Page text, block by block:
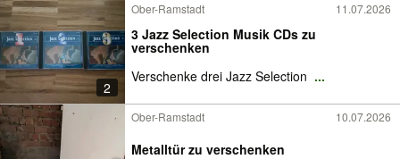
2
Ober-Ramstadt 11.07.2026
3 Jazz Selection Musik CDs zu
verschenken
Verschenke drei Jazz Selection ...
Ober-Ramstadt 10.07.2026
Metalltür zu verschenken